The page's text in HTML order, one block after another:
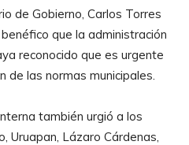
de Gobierno, Carlos Torres
que la administración
reconocido que es urgente
de las normas municipales.
también urgió a los
Uruapan, Lázaro Cárdenas,